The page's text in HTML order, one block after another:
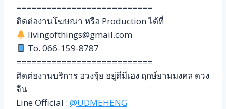
===========================
ติดต่องานโฆษณา หรือ Production ได้ที่
livingofthings@gmail.com
To. 066-159-8787
===========================
ติดต่องานบริการ ฮวงจุ้ย อยู่ดีมีเฮง ฤกษ์ยามมงคล ดวง
จีน
Line Official : @UDMEHENG